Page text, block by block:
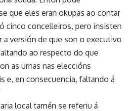
que eles eran okupas ao contar
cinco concelleiros, pero insisten
a versión de que son o executivo
ao respecto do que
as urnas nas eleccións
e, en consecuencia, faltando á
local tamén se referiu á